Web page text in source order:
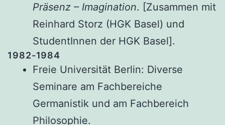
Präsenz – Imagination. [Zusammen mit
Reinhard Storz (HGK Basel) und
StudentInnen der HGK Basel].
1982-1984
Freie Universität Berlin: Diverse
Seminare am Fachbereiche
Germanistik und am Fachbereich
Philosophie.